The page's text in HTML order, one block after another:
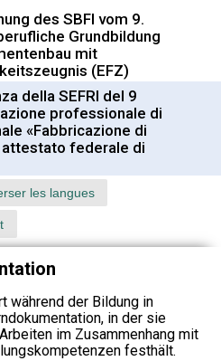
des SBFI vom 9.
Grundbildung
mit
(EFZ)
della SEFRI del 9
professionale di
«Fabbricazione di
federale di
les langues
während der Bildung in
in der sie
im Zusammenhang mit
festhält.